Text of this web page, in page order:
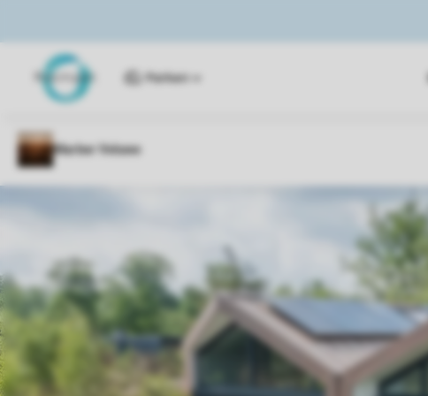
Parken